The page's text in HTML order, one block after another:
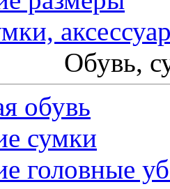
Обувь,
обувь
сумки
головные